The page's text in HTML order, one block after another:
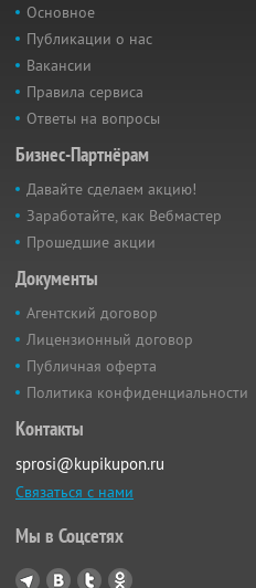
Основное
Публикации о нас
Вакансии
Правила сервиса
Ответы на вопросы
Бизнес-Партнёрам
Давайте сделаем акцию!
Заработайте, как Вебмастер
Прошедшие акции
Документы
Агентский договор
Лицензионный договор
Публичная оферта
Политика конфиденциальности
Контакты
sprosi@kupikupon.ru
Связаться с нами
Мы в Соцсетях